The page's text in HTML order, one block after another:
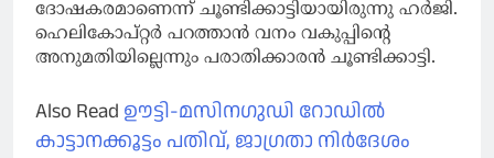
ദോഷകരമാണെന്ന് ചൂണ്ടിക്കാട്ടിയായിരുന്നു ഹര്‍ജി.
ഹെലികോപ്റ്റര്‍ പറത്താന്‍ വനം വകുപ്പിന്റെ
അനുമതിയില്ലെന്നും പരാതിക്കാരന്‍ ചൂണ്ടിക്കാട്ടി.
Also Read ഊട്ടി-മസിനഗുഡി റോഡിൽ
കാട്ടാനക്കൂട്ടം പതിവ്, ജാഗ്രതാ നിർദേശം